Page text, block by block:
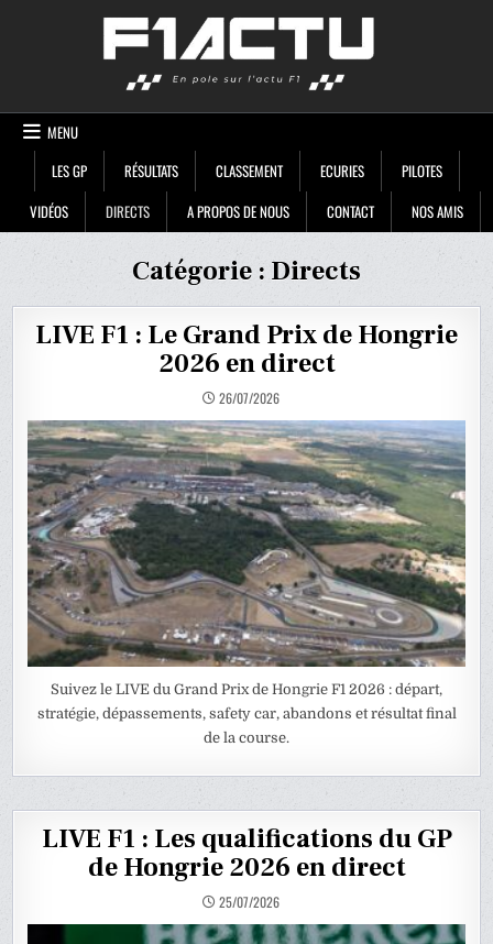
MENU
LES GP
RÉSULTATS CLASSEMENT ECURIES
PILOTES
VIDÉOS
DIRECTS A PROPOS DE NOUS CONTACT NOS AMIS
Catégorie : Directs
LIVE F1 : Le Grand Prix de Hongrie
2026 en direct
26/07/2026
Suivez le LIVE du Grand Prix de Hongrie F1 2026 : départ,
stratégie, dépassements, safety car, abandons et résultat final
de la course.
LIVE F1 : Les qualifications du GP
de Hongrie 2026 en direct
25/07/2026